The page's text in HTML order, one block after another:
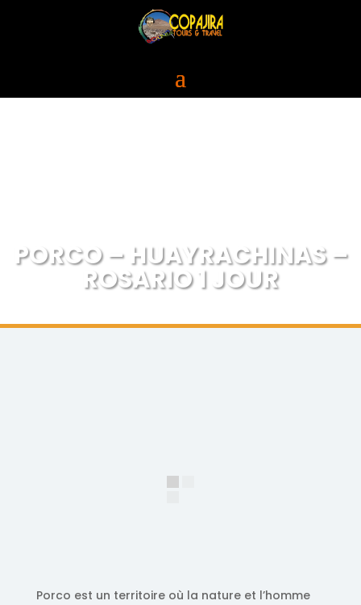
PORCO – HUAYRACHINAS –
ROSARIO 1 JOUR
Porco est un territoire où la nature et l’homme